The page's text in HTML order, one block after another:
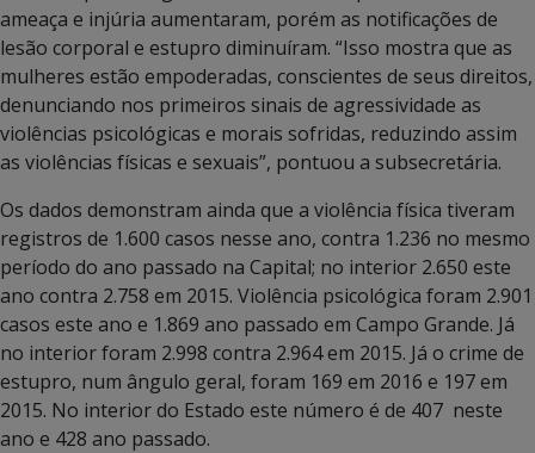
ameaça e injúria aumentaram, porém as notificações de
lesão corporal e estupro diminuíram. “Isso mostra que as
mulheres estão empoderadas, conscientes de seus direitos,
denunciando nos primeiros sinais de agressividade as
violências psicológicas e morais sofridas, reduzindo assim
as violências físicas e sexuais”, pontuou a subsecretária.
Os dados demonstram ainda que a violência física tiveram
registros de 1.600 casos nesse ano, contra 1.236 no mesmo
período do ano passado na Capital; no interior 2.650 este
ano contra 2.758 em 2015. Violência psicológica foram 2.901
casos este ano e 1.869 ano passado em Campo Grande. Já
no interior foram 2.998 contra 2.964 em 2015. Já o crime de
estupro, num ângulo geral, foram 169 em 2016 e 197 em
2015. No interior do Estado este número é de 407 neste
ano e 428 ano passado.